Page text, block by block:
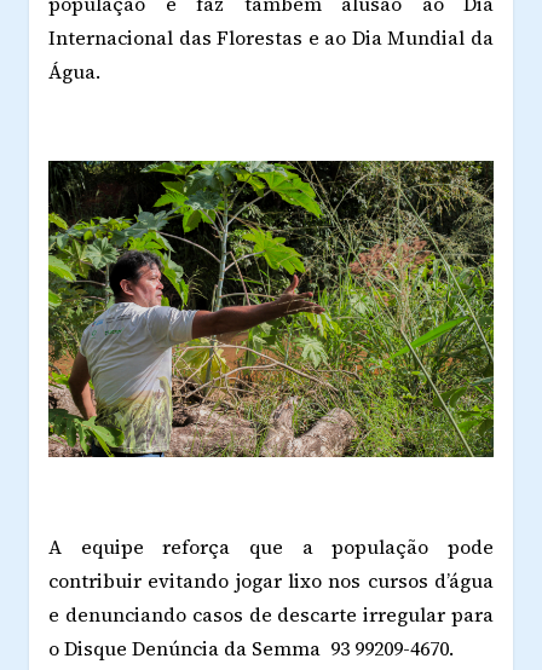
Internacional das Florestas e ao Dia Mundial da
Água.
A equipe reforça que a população pode
contribuir evitando jogar lixo nos cursos d’água
e denunciando casos de descarte irregular para
o Disque Denúncia da Semma 93 99209-4670.